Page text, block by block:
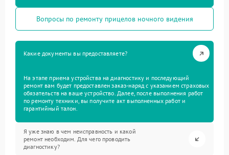
Вопросы по ремонту прицелов ночного видения
Какие документы вы предоставляете?
На этапе приема устройства на диагностику и последующий
ремонт вам будет предоставлен заказ-наряд с указанием страховых
обязательств на ваше устройство. Далее, после выполнения работ
по ремонту техники, вы получите акт выполненных работ и
гарантийный талон.
Я уже знаю в чем неисправность и какой
ремонт необходим. Для чего проводить
диагностику?